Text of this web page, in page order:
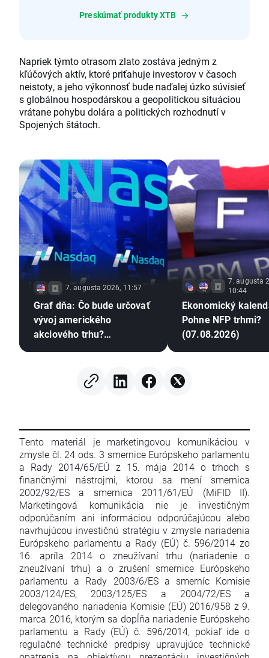
Preskúmať produkty XTB
Napriek týmto otrasom zlato zostáva jedným z
kľúčových aktív, ktoré priťahuje investorov v časoch
neistoty, a jeho výkonnosť bude naďalej úzko súvisieť
s globálnou hospodárskou a geopolitickou situáciou
vrátane pohybu dolára a politických rozhodnutí v
Spojených štátoch.
7. augusta 2026, 11:57
Graf dňa: Čo bude určovať
vývoj amerického
akciového trhu?
7. augusta
10:44
Ekonomický
Pohne NFP trhmi?
(07.08.2026)
Tento materiál je marketingovou komunikáciou v
zmysle čl. 24 ods. 3 smernice Európskeho parlamentu
a Rady 2014/65/EÚ z 15. mája 2014 o trhoch s
finančnými nástrojmi, ktorou sa mení smernica
2002/92/ES a smernica 2011/61/EÚ (MiFID II).
Marketingová komunikácia nie je investičným
odporúčaním ani informáciou odporúčajúcou alebo
navrhujúcou investičnú stratégiu v zmysle nariadenia
Európskeho parlamentu a Rady (EÚ) č. 596/2014 zo
16. apríla 2014 o zneužívaní trhu (nariadenie o
zneužívaní trhu) a o zrušení smernice Európskeho
parlamentu a Rady 2003/6/ES a smerníc Komisie
2003/124/ES, 2003/125/ES a 2004/72/ES a
delegovaného nariadenia Komisie (EÚ) 2016/958 z 9.
marca 2016, ktorým sa dopĺňa nariadenie Európskeho
parlamentu a Rady (EÚ) č. 596/2014, pokiaľ ide o
regulačné technické predpisy upravujúce technické